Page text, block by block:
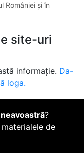
României și în
site-uri
informație. Da-
loga.
?
de